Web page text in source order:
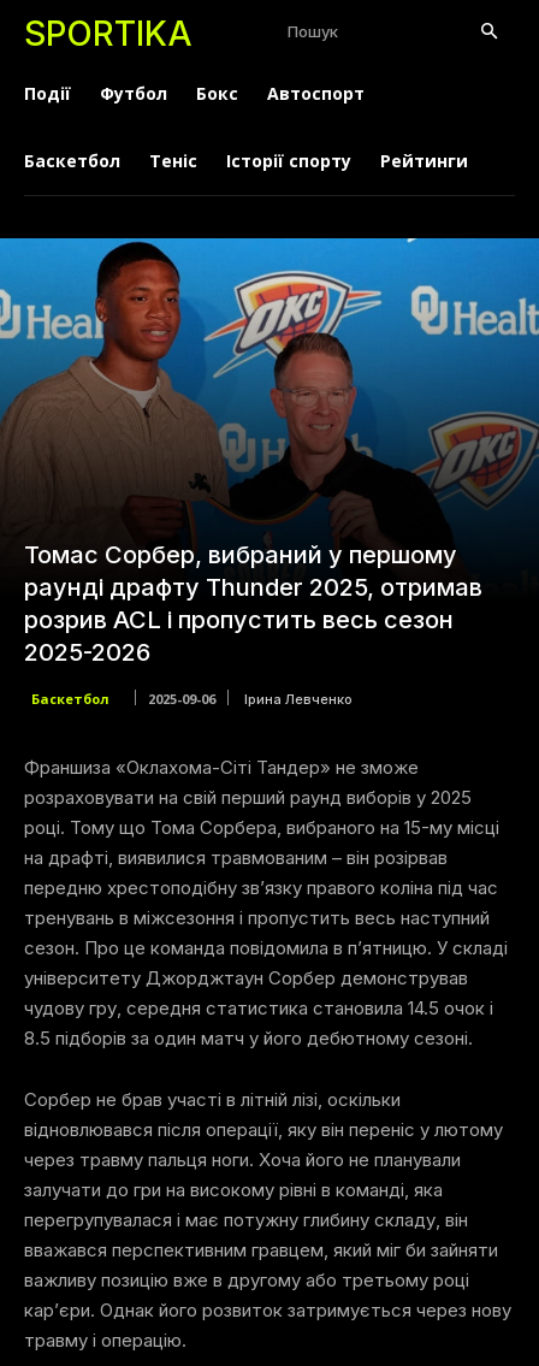
SPORTIKA Пошук
Події Футбол Бокс Автоспорт
Баскетбол Теніс Історії спорту Рейтинги
Томас Сорбер, вибраний у першому
раунді драфту Thunder 2025, отримав
розрив ACL і пропустить весь сезон
2025-2026
Баскетбол 2025-09-06 Ірина Левченко
Франшиза «Оклахома-Сіті Тандер» не зможе
розраховувати на свій перший раунд виборів у 2025
році. Тому що Тома Сорбера, вибраного на 15-му місці
на драфті, виявилися травмованим – він розірвав
передню хрестоподібну зв’язку правого коліна під час
тренувань в міжсезоння і пропустить весь наступний
сезон. Про це команда повідомила в п’ятницю. У складі
університету Джорджтаун Сорбер демонстрував
чудову гру, середня статистика становила 14.5 очок і
8.5 підборів за один матч у його дебютному сезоні.
Сорбер не брав участі в літній лізі, оскільки
відновлювався після операції, яку він переніс у лютому
через травму пальця ноги. Хоча його не планували
залучати до гри на високому рівні в команді, яка
перегрупувалася і має потужну глибину складу, він
вважався перспективним гравцем, який міг би зайняти
важливу позицію вже в другому або третьому році
кар’єри. Однак його розвиток затримується через нову
травму і операцію.